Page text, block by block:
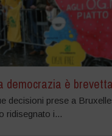
democrazia è
decisioni prese a
ridisegnato i...